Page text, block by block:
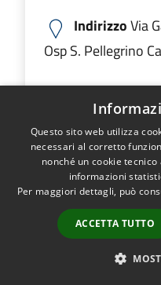
IndirizzoVia
Osp S. Pellegrino
Ospedale
Generale
Indirizzo Via
Questo sito web utilizza
necessari al corretto
nonché un cookie
informazioni
Per maggiori dettagli, può
ACCETTA TUTTO